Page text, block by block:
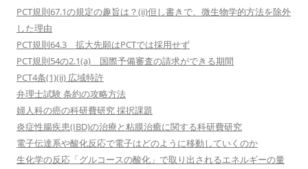
PCT規則67.1の規定の趣旨は？(ii)但し書きで、微生物学的方法を除外
した理由
PCT規則64.3 拡大先願はPCTでは採用せず
PCT規則54の2.1(a) 国際予備審査の請求ができる期間
PCT4条(1)(ii) 広域特許
弁理士試験 条約の攻略方法
婦人科の癌の科研費研究 採択課題
炎症性腸疾患(IBD)の治療と粘膜治癒に関する科研費研究
電子伝達系や酸化反応で電子はどのように移動していくのか
生化学の反応「グルコースの酸化」で取り出されるエネルギーの量